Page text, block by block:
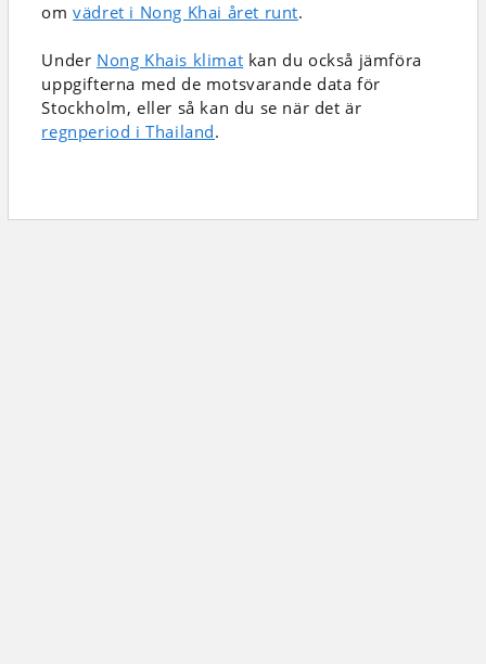
omvädret i Nong Khai året runt.
Under Nong Khais klimat kan du också jämföra
uppgifterna med de motsvarande data för
Stockholm, eller så kan du se när det är
regnperiod i Thailand.